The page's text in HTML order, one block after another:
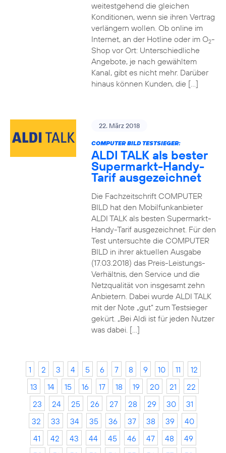
weitestgehend die gleichen
Konditionen, wenn sie ihren Vertrag
verlängern wollen. Ob online im
Internet, an der Hotline oder im O2-
Shop vor Ort: Unterschiedliche
Angebote, je nach gewähltem
Kanal, gibt es nicht mehr. Darüber
hinaus können Kunden, die […]
22. März 2018
COMPUTER BILD TESTSIEGER:
ALDI TALK als bester
Supermarkt-Handy-
Tarif ausgezeichnet
Die Fachzeitschrift COMPUTER
BILD hat den Mobilfunkanbieter
ALDI TALK als besten Supermarkt-
Handy-Tarif ausgezeichnet. Für den
Test untersuchte die COMPUTER
BILD in ihrer aktuellen Ausgabe
(17.03.2018) das Preis-Leistungs-
Verhältnis, den Service und die
Netzqualität von insgesamt zehn
Anbietern. Dabei wurde ALDI TALK
mit der Note „gut“ zum Testsieger
gekürt. „Bei Aldi ist für jeden Nutzer
was dabei. […]
1 2 3 4 5 6 7 8 9 10 11
12
13
14 15 16 17 18 19 20 21
22
23
24 25 26 27 28 29 30
31
32
33 34 35 36 37 38 39
40
41
42 43 44 45 46 47 48
49